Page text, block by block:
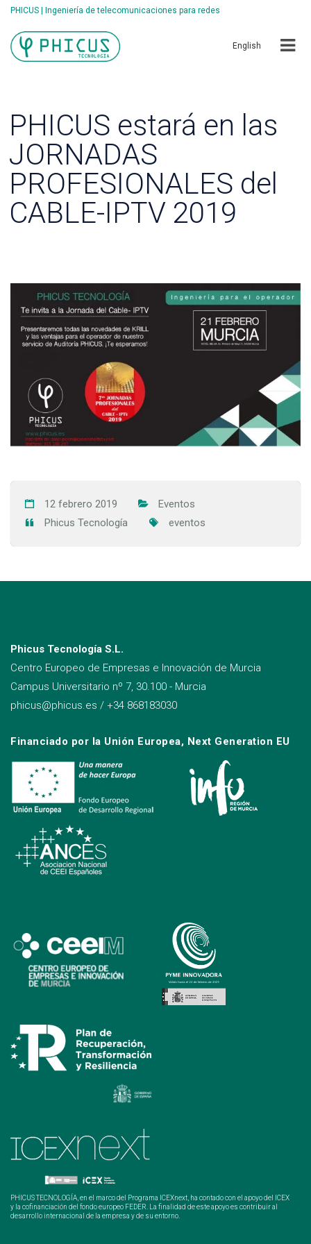
PHICUS | Ingeniería de telecomunicaciones para redes
English
PHICUS estará en las
JORNADAS
PROFESIONALES del
CABLE-IPTV 2019
12 febrero 2019
Eventos
Phicus Tecnología
eventos
Phicus Tecnología S.L.
Centro Europeo de Empresas e Innovación de Murcia
Campus Universitario nº 7, 30.100 - Murcia
phicus@phicus.es / +34 868183030
Financiado por la Unión Europea, Next Generation EU
PHICUS TECNOLOGÍA, en el marco del Programa ICEXnext, ha contado con el apoyo del ICEX
y la cofinanciación del fondo europeo FEDER. La finalidad de este apoyo es contribuir al
desarrollo internacional de la empresa y de su entorno.